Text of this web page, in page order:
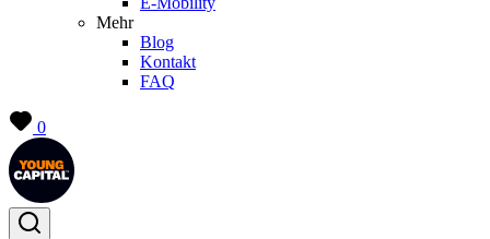
Mehr
Blog
Kontakt
FAQ
0